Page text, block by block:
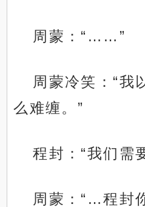
周蒙：“……”
周蒙冷笑：“我
么难缠。”
程封：“我们需
周蒙：“…程封